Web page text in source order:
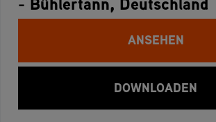
ANSEHEN
DOWNLOADEN